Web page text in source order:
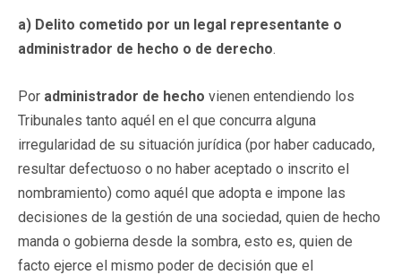
a) Delito cometido por un legal representante o
administrador de hecho o de derecho.
Por administrador de hecho vienen entendiendo los
Tribunales tanto aquél en el que concurra alguna
irregularidad de su situación jurídica (por haber caducado,
resultar defectuoso o no haber aceptado o inscrito el
nombramiento) como aquél que adopta e impone las
decisiones de la gestión de una sociedad, quien de hecho
manda o gobierna desde la sombra, esto es, quien de
facto ejerce el mismo poder de decisión que el